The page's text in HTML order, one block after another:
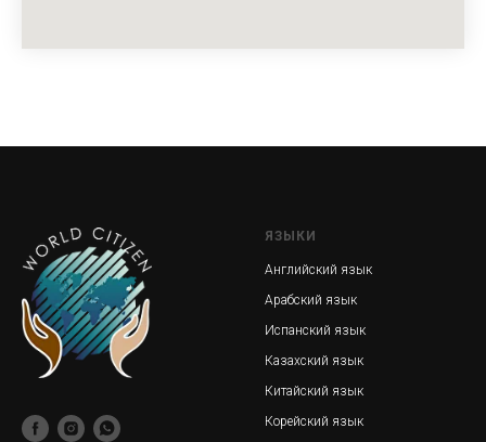
ЯЗЫКИ
Английский язык
Арабский язык
Испанский язык
Казахский язык
Китайский язык
Корейский язык